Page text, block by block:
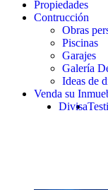
Propiedades
Contrucción
Obras
Piscinas
Garajes
Galería
Ideas de
Venda su
Divisa